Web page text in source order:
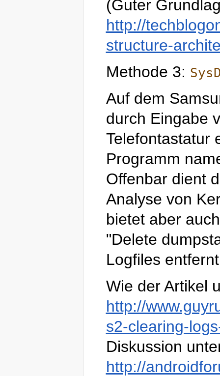
(Guter
http://
structure-
Methode 3:
Auf dem
durch Eingabe
Telefontastatur
Programm
Offenbar dient
Analyse von
bietet aber
"Delete
Logfiles
Wie der Artikel
http://
s2-clearing-
Diskussion
http://